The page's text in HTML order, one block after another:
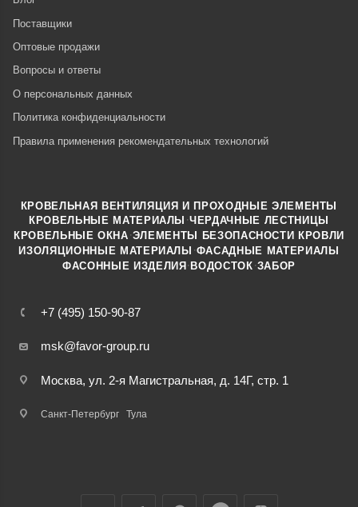
Поставщики
Оптовые продажи
Вопросы и ответы
О персональных данных
Политика конфиденциальности
Правила применения рекомендательных технологий
+7 (495) 150-90-87
msk@favor-group.ru
Москва, ул. 2-я Магистральная, д. 14Г, стр. 1
Санкт-Петербург Тула
КРОВЕЛЬНАЯ ВЕНТИЛЯЦИЯ И ПРОХОДНЫЕ ЭЛЕМЕНТЫ
КРОВЕЛЬНЫЕ МАТЕРИАЛЫ ·ЧЕРДАЧНЫЕ ЛЕСТНИЦЫ
КРОВЕЛЬНЫЕ ОКНА ·ЭЛЕМЕНТЫ БЕЗОПАСНОСТИ КРОВЛИ
ИЗОЛЯЦИОННЫЕ МАТЕРИАЛЫ ·ФАСАДНЫЕ МАТЕРИАЛЫ
ФАСОННЫЕ ИЗДЕЛИЯ·ВОДОСТОК ·ЗАБОР